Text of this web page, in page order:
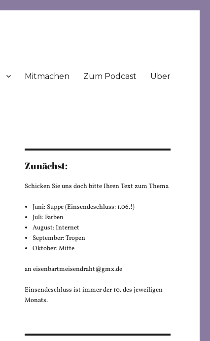
Mitmachen Zum Podcast Über
Zunächst:
Schicken Sie uns doch bitte Ihren Text zum Thema
Juni: Suppe (Einsendeschluss: 1.06.!)
Juli: Farben
August: Internet
September: Tropen
Oktober: Mitte
an eisenbartmeisendraht@gmx.de
Einsendeschluss ist immer der 10. des jeweiligen
Monats.